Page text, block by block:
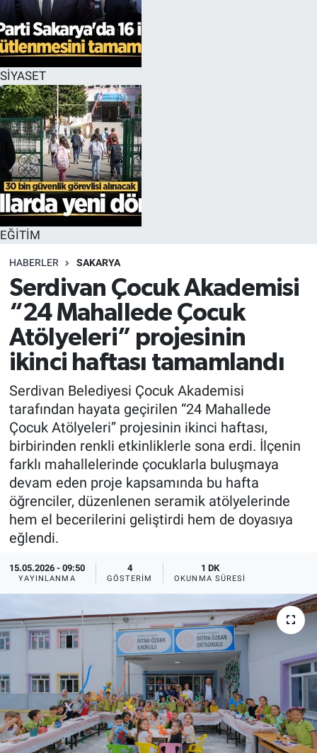
SİYASET
EĞİTİM
HABERLER SAKARYA
Serdivan Çocuk Akademisi
“24 Mahallede Çocuk
Atölyeleri” projesinin
ikinci haftası tamamlandı
Serdivan Belediyesi Çocuk Akademisi
tarafından hayata geçirilen “24 Mahallede
Çocuk Atölyeleri” projesinin ikinci haftası,
birbirinden renkli etkinliklerle sona erdi. İlçenin
farklı mahallelerinde çocuklarla buluşmaya
devam eden proje kapsamında bu hafta
öğrenciler, düzenlenen seramik atölyelerinde
hem el becerilerini geliştirdi hem de doyasıya
eğlendi.
15.05.2026 - 09:50
YAYINLANMA
4
GÖSTERIM
1 DK
OKUNMA SÜRESI
EĞİTİM
ÖZEL HABER
HALK54 PANORAMA